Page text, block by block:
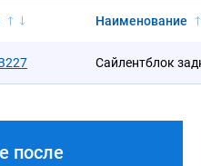
Наименование
Сайлентблок
после